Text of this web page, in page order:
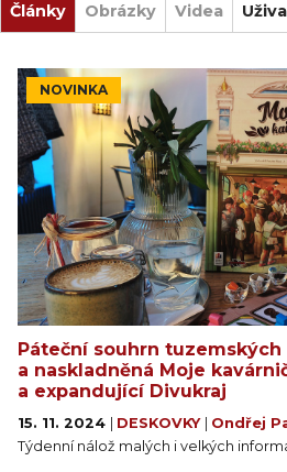
Nejzkušenějším
získá nejvíc bodů za
zvířat, rostlin a krajiny a také
výletu přinese. Soutěž pak
kde se hráči předhánějí v
svého dobrodružství jako
Hra obsahuje i mód pro
OBSAH BALENÍ:
1 hlavní deska
2 oboustranné desky s
žetony
184 karet
12 žetonů cíle
20 žetonů stezky
12 bonusových žetonů
28 žetonů cesty
1 destička pro hru jednoho
Články Obrázky Videa
NOVINKA
Páteční souhrn
a naskladněná Moje
a expandující Divukraj
15. 11. 2024 DESKOVKY Ondřej
Týdenní nálož malých i velkých